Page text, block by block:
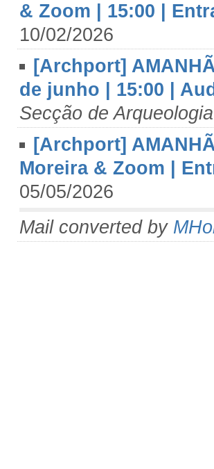
& Zoom | 15:00 |
10/02/2026
[Archport]
de junho | 15:00 |
Secção de
[Archport]
Moreira & Zoom |
05/05/2026
Mail converted by